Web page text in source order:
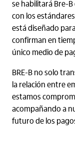
se habilitará Bre-
con los
está diseñado
confirman en
único medio de
BRE-B no solo
la relación entre
estamos
acompañando a
futuro de los